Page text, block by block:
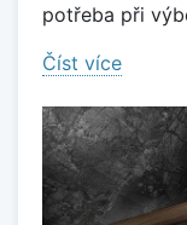
potřeba při
Číst více